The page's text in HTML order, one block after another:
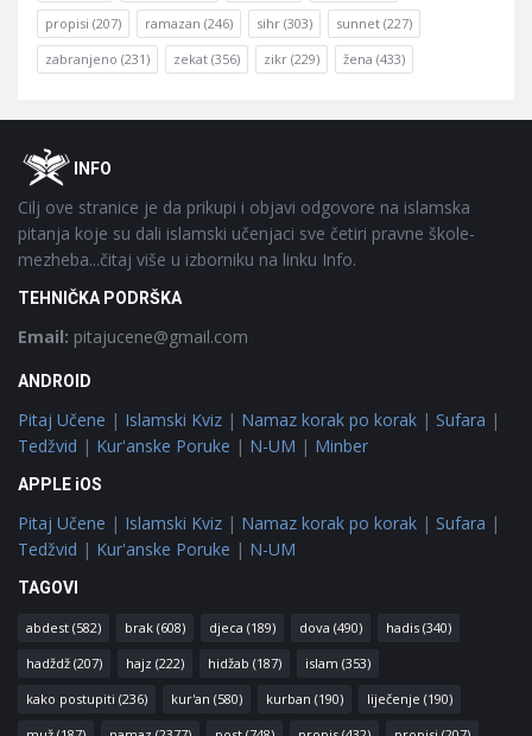
propisi (207) ramazan (246) sihr (303) sunnet (227)
zabranjeno (231) zekat (356) zikr (229) žena (433)
FooterOINFO
Cilj ove stranice je da prikupi i objavi odgovore na islamska
pitanja koje su dali islamski učenjaci sve četiri pravne škole-
mezheba...čitaj više u izborniku na linku Info.
TEHNIČKA PODRŠKA
Email: pitajucene@gmail.com
ANDROID
Pitaj Učene | Islamski Kviz | Namaz korak po korak | Sufara |
Tedžvid | Kur'anske Poruke | N-UM | Minber
APPLE iOS
Pitaj Učene | Islamski Kviz | Namaz korak po korak | Sufara |
Tedžvid | Kur'anske Poruke | N-UM
TAGOVI
abdest (582) brak (608) djeca (189) dova (490) hadis (340)
hadždž (207) hajz (222) hidžab (187) islam (353)
kako postupiti (236) kur'an (580) kurban (190) liječenje (190)